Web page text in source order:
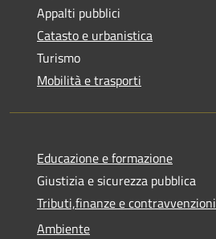
Appalti pubblici
Catasto e urbanistica
Turismo
Mobilità e trasporti
Educazione e formazione
Giustizia e sicurezza pubblica
Tributi,finanze e contravvenzioni
Ambiente